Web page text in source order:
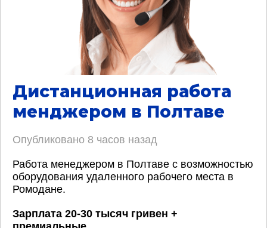
Дистанционная работа
менджером в Полтаве
Опубликовано 8 часов назад
Работа менеджером в Полтаве с возможностью
оборудования удаленного рабочего места в
Ромодане.
Зарплата 20-30 тысяч гривен +